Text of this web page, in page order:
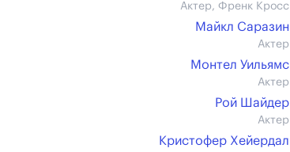
Актер, Френк Кросс
Майкл Саразин
Актер
Монтел Уильямс
Актер
Рой Шайдер
Актер
Кристофер Хейердал